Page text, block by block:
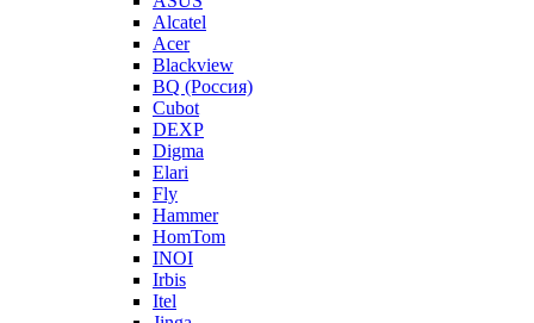
Alcatel
Acer
Blackview
BQ (Россия)
Cubot
DEXP
Digma
Elari
Fly
Hammer
HomTom
INOI
Irbis
Itel